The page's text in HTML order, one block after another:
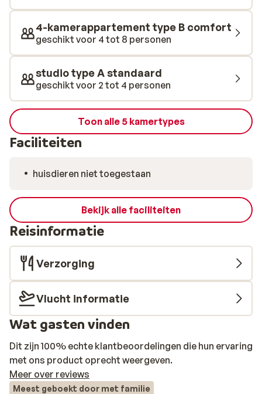
4-kamerappartement type B comfort
geschikt voor 4 tot 8 personen
studio type A standaard
geschikt voor 2 tot 4 personen
Toon alle 5 kamertypes
Faciliteiten
huisdieren niet toegestaan
Bekijk alle faciliteiten
Reisinformatie
Verzorging
Vlucht informatie
Wat gasten vinden
Dit zijn 100% echte klantbeoordelingen die hun ervaring
met ons product oprecht weergeven.
Meer over reviews
Meest geboekt door met familie